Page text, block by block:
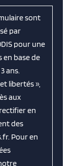
sont
par
pour une
en base de
ans.
libertés »,
aux
en
des
Pour en